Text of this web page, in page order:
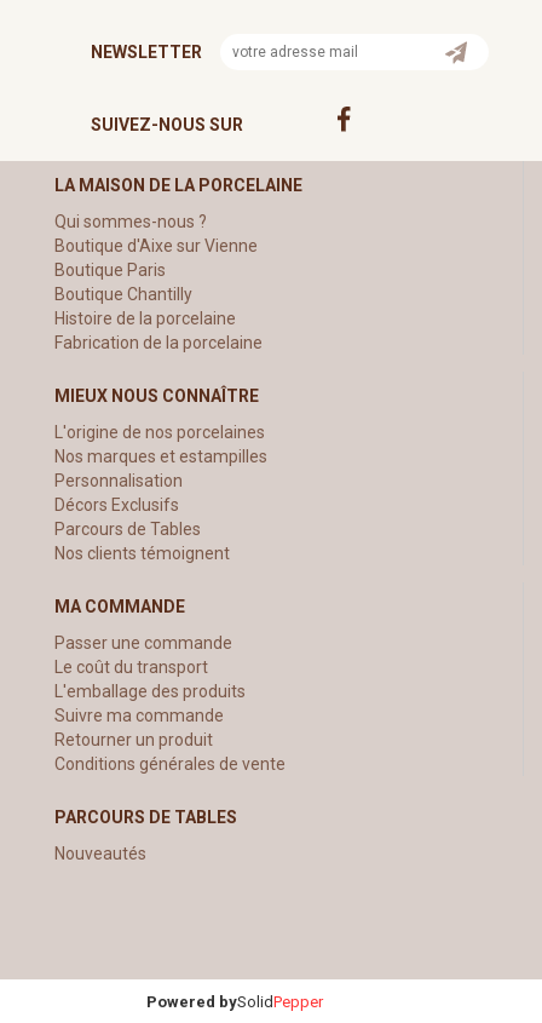
NEWSLETTER
SUIVEZ-NOUS SUR
LA MAISON DE LA PORCELAINE
Qui sommes-nous ?
Boutique d'Aixe sur Vienne
Boutique Paris
Boutique Chantilly
Histoire de la porcelaine
Fabrication de la porcelaine
MIEUX NOUS CONNAÎTRE
L'origine de nos porcelaines
Nos marques et estampilles
Personnalisation
Décors Exclusifs
Parcours de Tables
Nos clients témoignent
MA COMMANDE
Passer une commande
Le coût du transport
L'emballage des produits
Suivre ma commande
Retourner un produit
Conditions générales de vente
PARCOURS DE TABLES
Nouveautés
Powered bySolidPepper